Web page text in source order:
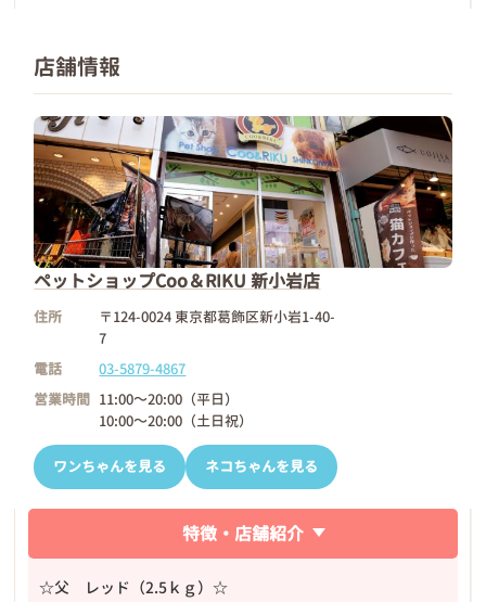
店舗情報
ペットショップCoo＆RIKU 新小岩店
住所
〒124-0024 東京都葛飾区新小岩1-40-
7
電話
03-5879-4867
営業時間 11:00～20:00（平日）
10:00～20:00（土日祝）
ワンちゃんを見る ネコちゃんを見る
特徴・店舗紹介
☆父 レッド（2.5ｋｇ）☆